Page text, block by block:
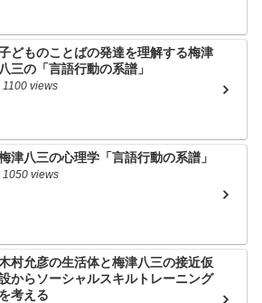
どものことばの発達を理解する梅津
八三の「言語行動の系譜」
1100 views
津八三の心理学「言語行動の系譜」
1050 views
村允彦の生活体と梅津八三の接近仮
からソーシャルスキルトレーニング
を考える